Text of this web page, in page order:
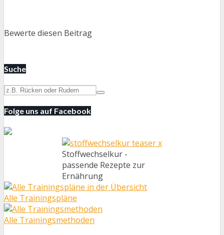
Bewerte diesen Beitrag
Suche
Folge uns auf Facebook
Stoffwechselkur -
passende Rezepte zur
Ernährung
Alle Trainingspläne
Alle Trainingsmethoden